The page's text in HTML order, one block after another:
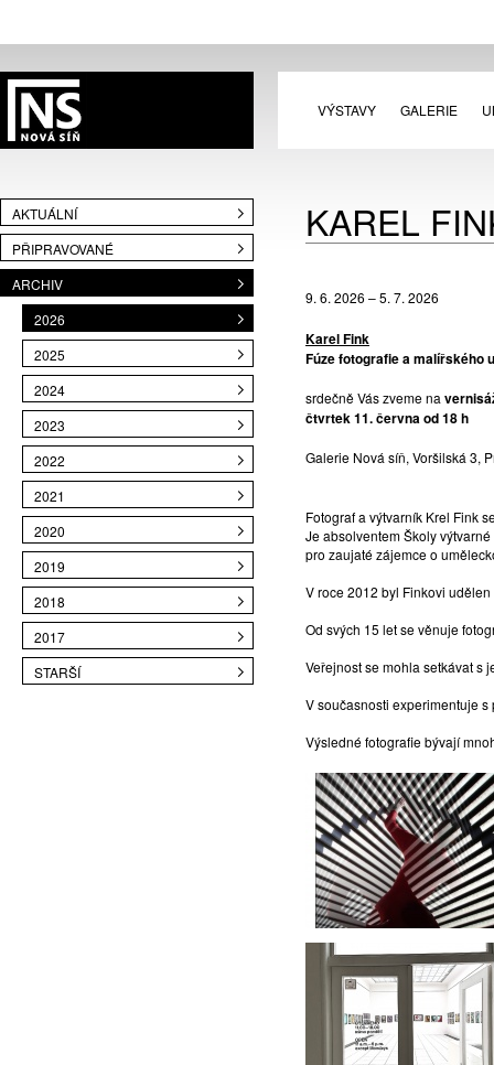
VÝSTAVY GALERIE
AKTUÁLNÍ
PŘIPRAVOVANÉ
ARCHIV
2026
2025
2024
2023
2022
2021
2020
2019
2018
2017
STARŠÍ
KAREL
9. 6. 2026 – 5. 7. 2026
Karel Fink
Fúze fotografie a malířského
srdečně Vás zveme na
čtvrtek 11. června od 18 h
Galerie Nová síň, Voršilská 3,
Fotograf a výtvarník Krel Fink
Je absolventem Školy
pro zaujaté zájemce o
V roce 2012 byl Finkovi udělen
Od svých 15 let se věnuje
Veřejnost se mohla setkávat s
V současnosti experimentuje
Výsledné fotografie bývají